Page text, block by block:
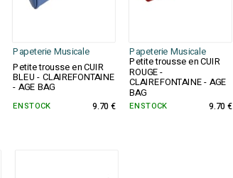
Papeterie Musicale
Papeterie Musicale
Petite trousse en CUIR
BLEU - CLAIREFONTAINE
- AGE BAG
Petite trousse en CUIR
ROUGE -
CLAIREFONTAINE - AGE
BAG
EN STOCK 9.70 € EN STOCK 9.70 €